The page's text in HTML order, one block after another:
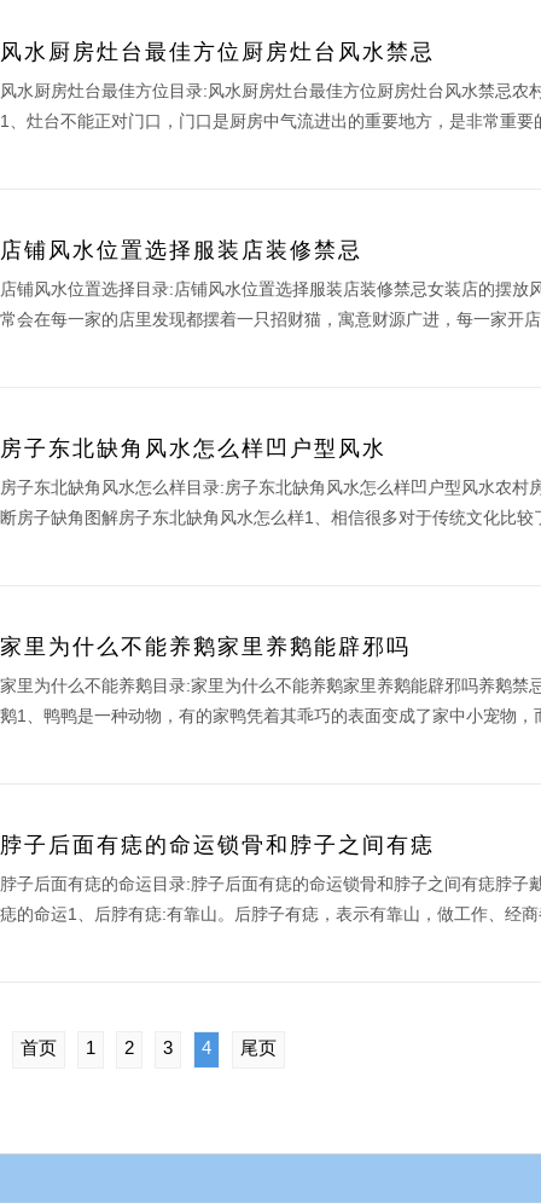
风水厨房灶台最佳方位厨房灶台风水禁忌
风水厨房灶台最佳方位目录:风水厨房灶台最佳方位厨房灶台风水禁忌
1、灶台不能正对门口，门口是厨房中气流进出的重要地方，是非常重
店铺风水位置选择服装店装修禁忌
店铺风水位置选择目录:店铺风水位置选择服装店装修禁忌女装店的摆
常会在每一家的店里发现都摆着一只招财猫，寓意财源广进，每一家开
房子东北缺角风水怎么样凹户型风水
房子东北缺角风水怎么样目录:房子东北缺角风水怎么样凹户型风水农
断房子缺角图解房子东北缺角风水怎么样1、相信很多对于传统文化比
家里为什么不能养鹅家里养鹅能辟邪吗
家里为什么不能养鹅目录:家里为什么不能养鹅家里养鹅能辟邪吗养鹅禁
鹅1、鸭鸭是一种动物，有的家鸭凭着其乖巧的表面变成了家中小宠物
脖子后面有痣的命运锁骨和脖子之间有痣
脖子后面有痣的命运目录:脖子后面有痣的命运锁骨和脖子之间有痣脖
痣的命运1、后脖有痣:有靠山。后脖子有痣，表示有靠山，做工作、经
首页 1 2 3 4 尾页